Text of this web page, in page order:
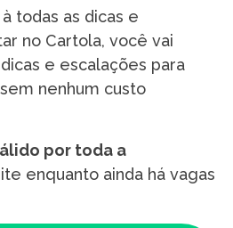
todas as dicas e
no Cartola, você vai
e escalações para
nenhum custo
por toda a
enquanto ainda há vagas